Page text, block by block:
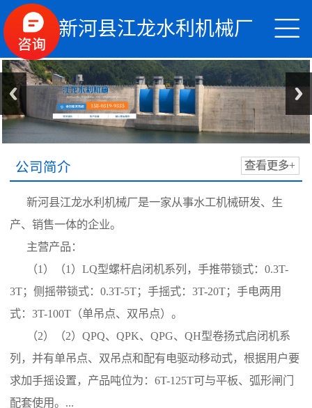

 新河县江龙水利机械厂
公司简介 查看更多+
新河县江龙水利机械厂是一家从事水工机械研发、生
产、销售一体的企业。
主营产品：
（1）（1）LQ型螺杆启闭机系列，手推带锁式：0.3T-
3T；侧摇带锁式：0.3T-5T；手摇式：3T-20T；手电两用
式：3T-100T（单吊点、双吊点）。
（2）（2）QPQ、QPK、QPG、QH型卷扬式启闭机系
列，并有单吊点、双吊点和配有电驱动移动式，根据用户要
求加手摇设置，产品吨位为：6T-125T可与平板、弧形闸门
配套使用。...